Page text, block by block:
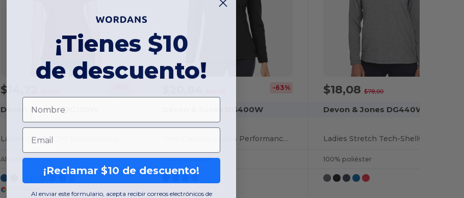
$14,72
Devon & Jones DG150W
Algodón
-63%
Devon & Jones DG400W
New Classics Ladies Performance Quarter-Zip
Con cremallera
$18,08$78,00
Devon & Jones DG440W
100% poliéster
¡Tienes $10
de descuento!
Nombre
Email
¡Reclamar $10 de descuento!
Al enviar este formulario, acepta recibir correos electrónicos de